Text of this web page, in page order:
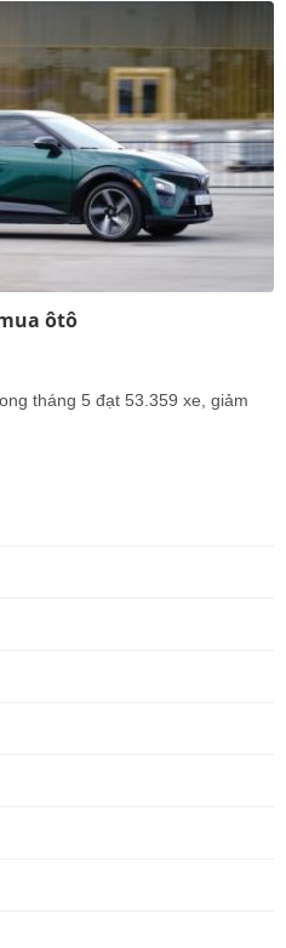
ôtô
tháng 5 đạt 53.359 xe, giảm